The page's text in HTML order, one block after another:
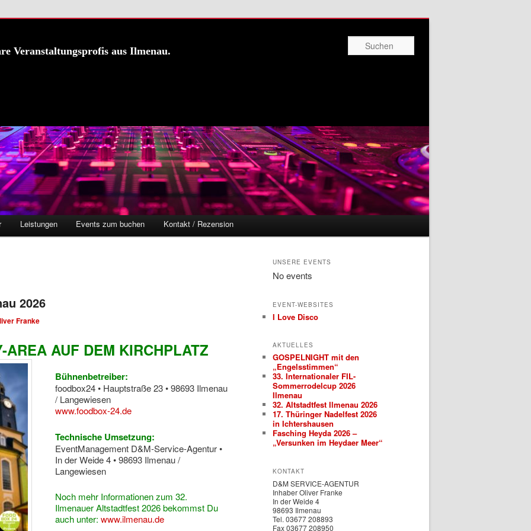
Veranstaltungsprofis aus Ilmenau.
Leistungen Events zum buchen Kontakt / Rezension
2026
Franke
AREA AUF DEM KIRCHPLATZ
Bühnenbetreiber:
foodbox24 • Hauptstraße 23 • 98693 Ilmenau
/ Langewiesen
www.foodbox-24.de
Technische Umsetzung:
EventManagement D&M-Service-Agentur •
In der Weide 4 • 98693 Ilmenau /
Langewiesen
Noch mehr Informationen zum 32.
Ilmenauer Altstadtfest 2026 bekommst Du
auch unter: www.ilmenau.de
UNSERE EVENTS
No events
EVENT-WEBSITES
I Love Disco
AKTUELLES
GOSPELNIGHT mit den
„Engelsstimmen“
33. Internationaler FIL-
Sommerrodelcup 2026
Ilmenau
32. Altstadtfest Ilmenau 2026
17. Thüringer Nadelfest 2026
in Ichtershausen
Fasching Heyda 2026 –
„Versunken im Heydaer Meer“
KONTAKT
D&M SERVICE-AGENTUR
Inhaber Oliver Franke
In der Weide 4
98693 Ilmenau
Tel. 03677 208893
Fax 03677 208950